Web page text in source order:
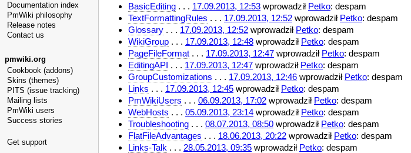
Documentation index
PmWiki philosophy
Release notes
Contact us
pmwiki.org
Cookbook (addons)
Skins (themes)
PITS (issue tracking)
Mailing lists
PmWiki users
Success stories
Get support
BasicEditing . . . 17.09.2013, 12:53 wprowadził Petko: despam
TextFormattingRules . . . 17.09.2013, 12:52 wprowadził Petko: despam
Glossary . . . 17.09.2013, 12:52 wprowadził Petko: despam
WikiGroup . . . 17.09.2013, 12:48 wprowadził Petko: despam
PageFileFormat . . . 17.09.2013, 12:47 wprowadził Petko: despam
EditingAPI . . . 17.09.2013, 12:47 wprowadził Petko: despam
GroupCustomizations . . . 17.09.2013, 12:46 wprowadził Petko: despam
Links . . . 17.09.2013, 12:45 wprowadził Petko: despam
PmWikiUsers . . . 06.09.2013, 17:02 wprowadził Petko: despam
WebHosts . . . 05.09.2013, 23:14 wprowadził Petko: despam
Troubleshooting . . . 08.07.2013, 08:50 wprowadził Petko: despam
FlatFileAdvantages . . . 18.06.2013, 20:22 wprowadził Petko: despam
Links-Talk . . . 28.05.2013, 09:35 wprowadził Petko: despam